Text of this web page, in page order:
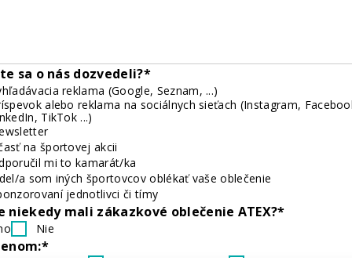
sa o nás dozvedeli?*
reklama (Google, Seznam, ...)
alebo reklama na sociálnych sieťach (Instagram,
TikTok ...)
na športovej akcii
mi to kamarát/ka
a som iných športovcov oblékať vaše oblečenie
jednotlivci či tímy
niekedy mali zákazkové oblečenie ATEX?*
Nie
tímu